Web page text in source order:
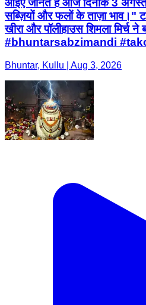
आइए जानते हैं आज दिनाँक 3 अगस्त
सब्ज़ियों और फलों के ताज़ा भाव।"
खीरा और पॉलीहाउस शिमला मिर्च
#bhuntarsabzimandi
Bhuntar, Kullu | Aug 3, 2026